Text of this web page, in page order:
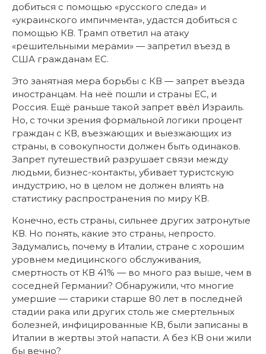
добиться с помощью «русского следа» и
«украинского импичмента», удастся добиться с
помощью КВ. Трамп ответил на атаку
«решительными мерами» — запретил въезд в
США гражданам ЕС.
Это занятная мера борьбы с КВ — запрет въезда
иностранцам. На неё пошли и страны ЕС, и
Россия. Ещё раньше такой запрет ввёл Израиль.
Но, с точки зрения формальной логики процент
граждан с КВ, въезжающих и выезжающих из
страны, в совокупности должен быть одинаков.
Запрет путешествий разрушает связи между
людьми, бизнес-контакты, убивает туристскую
индустрию, но в целом не должен влиять на
статистику распространения по миру КВ.
Конечно, есть страны, сильнее других затронутые
КВ. Но понять, какие это страны, непросто.
Задумались, почему в Италии, стране с хорошим
уровнем медицинского обслуживания,
смертность от КВ 41% — во много раз выше, чем в
соседней Германии? Обнаружили, что многие
умершие — старики старше 80 лет в последней
стадии рака или других столь же смертельных
болезней, инфицированные КВ, были записаны в
Италии в жертвы этой напасти. А без КВ они жили
бы вечно?